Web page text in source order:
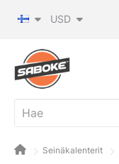
USD
Seinäkalenterit